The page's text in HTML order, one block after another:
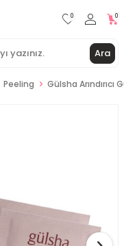
Ara
0 0
Peeling Gülsha Arındırıcı